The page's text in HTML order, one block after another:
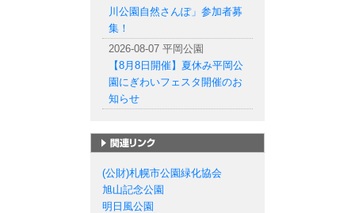
川公園自然さんぽ」参加者募
集！
2026-08-07 平岡公園
【8月8日開催】夏休み平岡公
園にぎわいフェスタ開催のお
知らせ
(公財)札幌市公園緑化協会
旭山記念公園
明日風公園